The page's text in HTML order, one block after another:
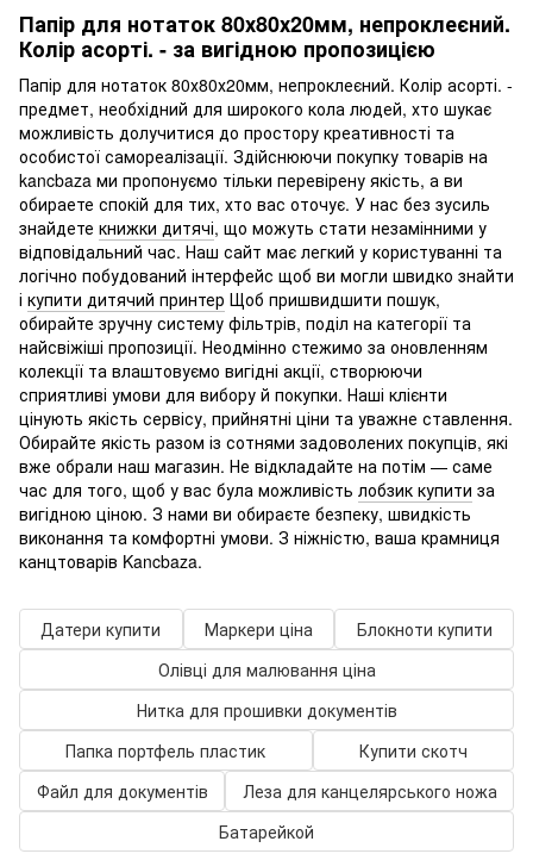
Папір для нотаток 80х80х20мм, непроклеєний.
Колір асорті. - за вигідною пропозицією
Папір для нотаток 80х80х20мм, непроклеєний. Колір асорті. -
предмет, необхідний для широкого кола людей, хто шукає
можливість долучитися до простору креативності та
особистої самореалізації. Здійснюючи покупку товарів на
kancbaza ми пропонуємо тільки перевірену якість, а ви
обираете спокій для тих, хто вас оточує. У нас без зусиль
знайдете книжки дитячі, що можуть стати незамінними у
відповідальний час. Наш сайт має легкий у користуванні та
логічно побудований інтерфейс щоб ви могли швидко знайти
і купити дитячий принтер Щоб пришвидшити пошук,
обирайте зручну систему фільтрів, поділ на категорії та
найсвіжіші пропозиції. Неодмінно стежимо за оновленням
колекції та влаштовуємо вигідні акції, створюючи
сприятливі умови для вибору й покупки. Наші клієнти
цінують якість сервісу, прийнятні ціни та уважне ставлення.
Обирайте якість разом із сотнями задоволених покупців, які
вже обрали наш магазин. Не відкладайте на потім — саме
час для того, щоб у вас була можливість лобзик купити за
вигідною ціною. З нами ви обираєте безпеку, швидкість
виконання та комфортні умови. З ніжністю, ваша крамниця
канцтоварів Kancbaza.
Датери купити Маркери ціна
Блокноти купити
Олівці для малювання ціна
Нитка для прошивки документів
Папка портфель пластик
Купити скотч
Файл для документів
Леза для канцелярського ножа
Батарейкой